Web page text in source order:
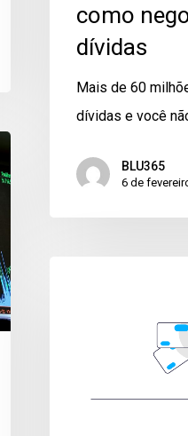
como
dívidas
Mais de 60
dívidas e você
BLU365
6 de